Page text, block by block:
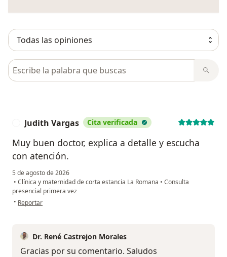
Busca en opiniones
Judith Vargas Cita verificada
Muy buen doctor, explica a detalle y escucha
con atención.
5 de agosto de 2026
• Clínica y maternidad de corta estancia La Romana • Consulta
presencial primera vez
• en opinión del usuario Judith Vargas
Reportar
Dr. René Castrejon Morales
Gracias por su comentario. Saludos